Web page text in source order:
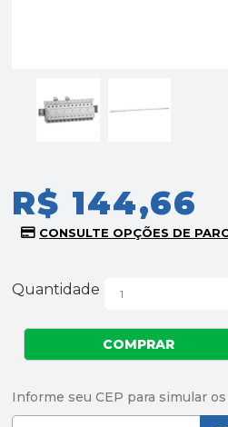
R$ 144,66
Quantidade